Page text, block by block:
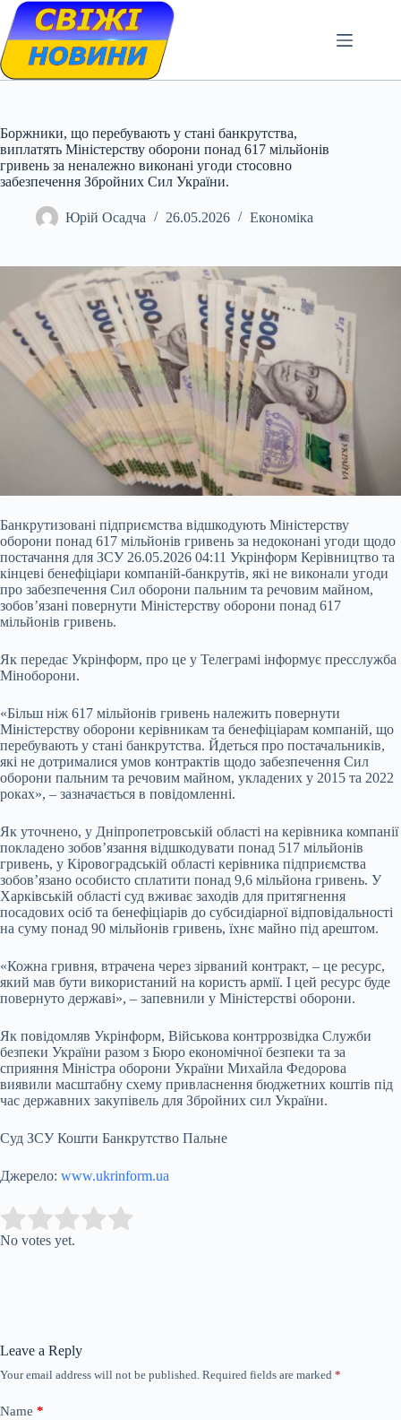
Skip
content
Боржники, що перебувають у стані банкрутства,
виплатять Міністерству оборони понад 617 мільйонів
гривень за неналежно виконані угоди стосовно
забезпечення Збройних Сил України.
Юрій Осадча 26.05.2026 Економіка
Банкрутизовані підприємства відшкодують Міністерству
оборони понад 617 мільйонів гривень за недоконані угоди щодо
постачання для ЗСУ 26.05.2026 04:11 Укрінформ Керівництво та
кінцеві бенефіціари компаній-банкрутів, які не виконали угоди
про забезпечення Сил оборони пальним та речовим майном,
зобов’язані повернути Міністерству оборони понад 617
мільйонів гривень.
Як передає Укрінформ, про це у Телеграмі інформує пресслужба
Міноборони.
«Більш ніж 617 мільйонів гривень належить повернути
Міністерству оборони керівникам та бенефіціарам компаній, що
перебувають у стані банкрутства. Йдеться про постачальників,
які не дотрималися умов контрактів щодо забезпечення Сил
оборони пальним та речовим майном, укладених у 2015 та 2022
роках», – зазначається в повідомленні.
Як уточнено, у Дніпропетровській області на керівника компанії
покладено зобов’язання відшкодувати понад 517 мільйонів
гривень, у Кіровоградській області керівника підприємства
зобов’язано особисто сплатити понад 9,6 мільйона гривень. У
Харківській області суд вживає заходів для притягнення
посадових осіб та бенефіціарів до субсидіарної відповідальності
на суму понад 90 мільйонів гривень, їхнє майно під арештом.
«Кожна гривня, втрачена через зірваний контракт, – це ресурс,
який мав бути використаний на користь армії. І цей ресурс буде
повернуто державі», – запевнили у Міністерстві оборони.
Як повідомляв Укрінформ, Військова контррозвідка Служби
безпеки України разом з Бюро економічної безпеки та за
сприяння Міністра оборони України Михайла Федорова
виявили масштабну схему привласнення бюджетних коштів під
час державних закупівель для Збройних сил України.
Суд ЗСУ Кошти Банкрутство Пальне
Джерело: www.ukrinform.ua
Rate this item:
No votes yet.
Leave a Reply
Your email address will not be published. Required fields are marked *
Name *